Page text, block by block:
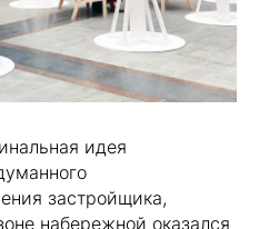
идея
застройщика,
набережной оказался